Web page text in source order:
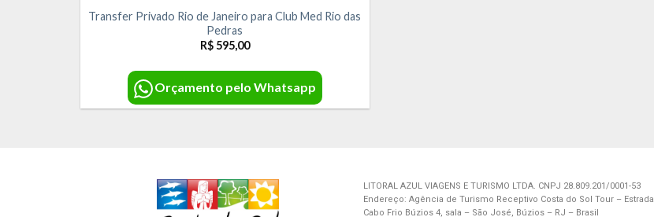
Transfer Privado Rio de Janeiro para Club Med Rio das
Pedras
R$595,00
Orçamento pelo Whatsapp
LITORAL AZUL VIAGENS E TURISMO LTDA. CNPJ 28.809.201/0001-53
Endereço: Agência de Turismo Receptivo Costa do Sol Tour – Estrada
Cabo Frio Búzios 4, sala – São José, Búzios – RJ – Brasil